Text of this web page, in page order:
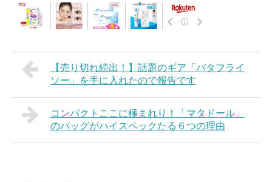
【売り切れ続出！】話題のギア「バタフライ
ソー」を手に入れたので報告です
コンパクトここに極まれり！「マタドール」
のバッグがハイスペックたる６つの理由